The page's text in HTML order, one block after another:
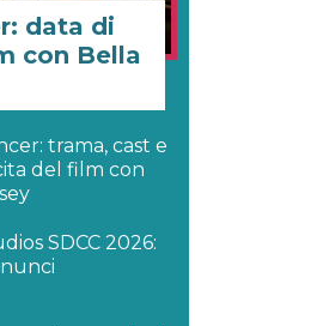
data di
con Bella
trama, cast e
del film con
SDCC 2026: